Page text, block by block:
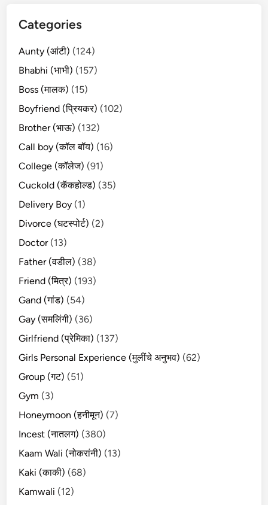
Categories
Aunty (आंटी) (124)
Bhabhi (भाभी) (157)
Boss (मालक) (15)
Boyfriend (प्रियकर) (102)
Brother (भाऊ) (132)
Call boy (कॉल बॉय) (16)
College (कॉलेज) (91)
Cuckold (कॅकहोल्ड) (35)
Delivery Boy (1)
Divorce (घटस्पोर्ट) (2)
Doctor(13)
Father (वडील) (38)
Friend (मित्र) (193)
Gand (गांड) (54)
Gay (समलिंगी) (36)
Girlfriend (प्रेमिका) (137)
Girls Personal Experience (मुलींचे अनुभव) (62)
Group (गट) (51)
Gym (3)
Honeymoon (हनीमून) (7)
Incest (नातलग) (380)
Kaam Wali (नोकरांनी) (13)
Kaki (काकी) (68)
Kamwali (12)